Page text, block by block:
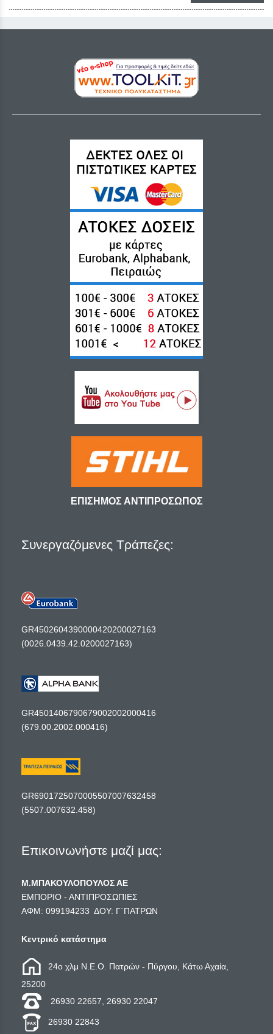
ΕΠΙΣΗΜΟΣ ΑΝΤΙΠΡΟΣΩΠΟΣ
Συνεργαζόμενες Τράπεζες:
GR4502604390000420200027163
(0026.0439.42.0200027163)
GR4501406790679002002000416
(679.00.2002.000416)
GR6901725070005507007632458
(5507.007632.458)
Επικοινωνήστε μαζί μας:
Μ.ΜΠΑΚΟΥΛΟΠΟΥΛΟΣ ΑΕ
ΕΜΠΟΡΙΟ - ΑΝΤΙΠΡΟΣΩΠΙΕΣ
ΑΦΜ: 099194233 ΔΟΥ: Γ΄ΠΑΤΡΩΝ
Κεντρικό κατάστημα
24ο χλμ Ν.Ε.Ο. Πατρών - Πύργου, Κάτω Αχαία,
25200
26930 22657, 26930 22047
26930 22843